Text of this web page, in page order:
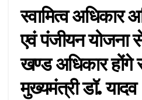
स्वामित्व अधिकार
एवं पंजीयन योजना
खण्ड अधिकार होंगे
मुख्यमंत्री डॉ. यादव